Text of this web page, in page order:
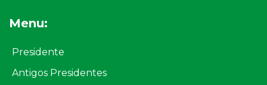
Menu:
Presidente
Antigos Presidentes